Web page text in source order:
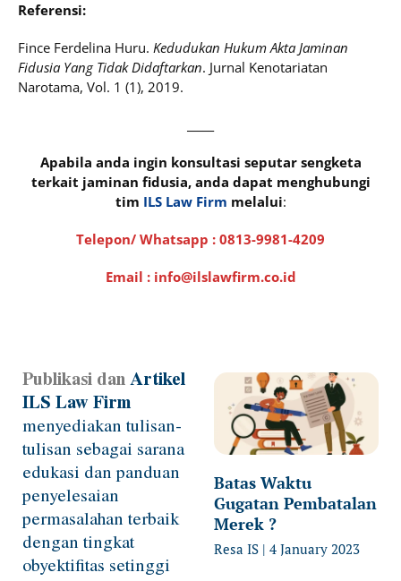
Referensi:
Fince Ferdelina Huru. Kedudukan Hukum Akta Jaminan
Fidusia Yang Tidak Didaftarkan. Jurnal Kenotariatan
Narotama, Vol. 1 (1), 2019.
Apabila anda ingin konsultasi seputar sengketa
terkait jaminan fidusia, anda dapat menghubungi
tim ILS Law Firm melalui:
Telepon/ Whatsapp : 0813-9981-4209
Email : info@ilslawfirm.co.id
Publikasi danArtikel
ILS Law Firm
menyediakan tulisan-
tulisan sebagai sarana
edukasi dan panduan
penyelesaian
permasalahan terbaik
dengan tingkat
obyektifitas setinggi
Batas Waktu
Gugatan Pembatalan
Merek ?
Resa IS 4 January 2023
PagePagePage Page